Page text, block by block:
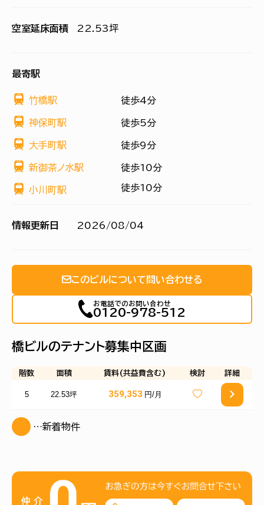
空室延床面積 22.53坪
最寄駅
竹橋駅 徒歩4分
神保町駅 徒歩5分
大手町駅 徒歩9分
新御茶ノ水駅 徒歩10分
小川町駅 徒歩10分
情報更新日 2026/08/04
このビルについて問い合わせる
お電話でのお問い合わせ
0120-978-512
橋ビルのテナント募集中区画
階数 面積 賃料(共益費含む) 検討 詳細
5 22.53坪 359,353 円/月
…新着物件